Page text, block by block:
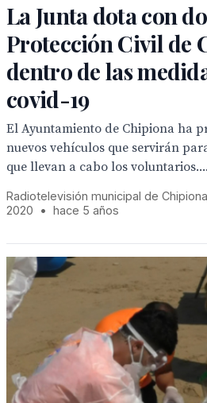
La Junta dota con
Protección Civil de
dentro de las
covid-19
El Ayuntamiento de Chipiona ha
nuevos vehículos que servirán
que llevan a cabo los voluntarios....
Radiotelevisión municipal de
2020
• hace 5 años